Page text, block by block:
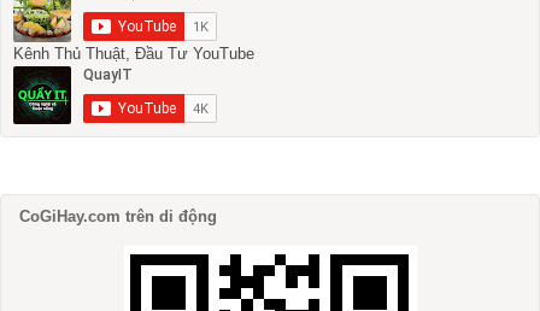
Kênh Thủ Thuật, Đầu Tư YouTube
CoGiHay.com trên di động